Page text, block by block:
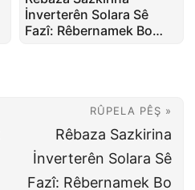
İnverterên Solara Sê
Fazî: Rêbernamek Bo
RÛPELA PÊŞ »
Rêbaza Sazkirina
İnverterên Solara Sê
Fazî: Rêbernamek Bo